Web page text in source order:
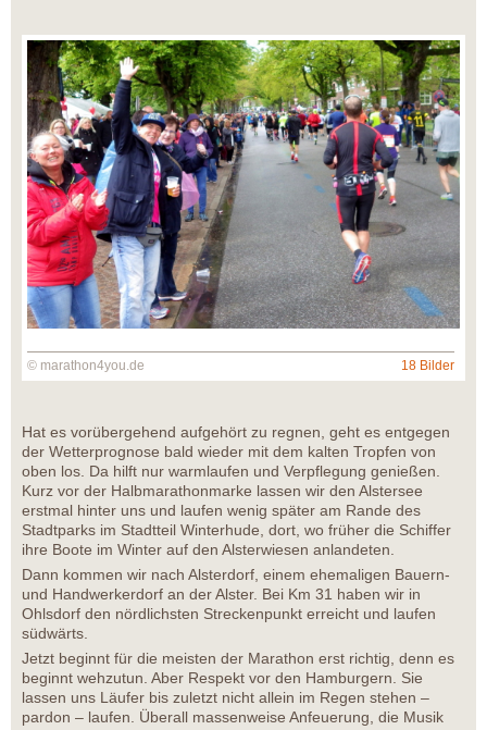
© marathon4you.de 18 Bilder
Hat es vorübergehend aufgehört zu regnen, geht es entgegen
der Wetterprognose bald wieder mit dem kalten Tropfen von
oben los. Da hilft nur warmlaufen und Verpflegung genießen.
Kurz vor der Halbmarathonmarke lassen wir den Alstersee
erstmal hinter uns und laufen wenig später am Rande des
Stadtparks im Stadtteil Winterhude, dort, wo früher die Schiffer
ihre Boote im Winter auf den Alsterwiesen anlandeten.
Dann kommen wir nach Alsterdorf, einem ehemaligen Bauern-
und Handwerkerdorf an der Alster. Bei Km 31 haben wir in
Ohlsdorf den nördlichsten Streckenpunkt erreicht und laufen
südwärts.
Jetzt beginnt für die meisten der Marathon erst richtig, denn es
beginnt wehzutun. Aber Respekt vor den Hamburgern. Sie
lassen uns Läufer bis zuletzt nicht allein im Regen stehen –
pardon – laufen. Überall massenweise Anfeuerung, die Musik